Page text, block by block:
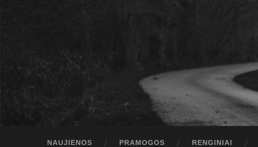
NAUJIENOS PRAMOGOS RENGINIAI